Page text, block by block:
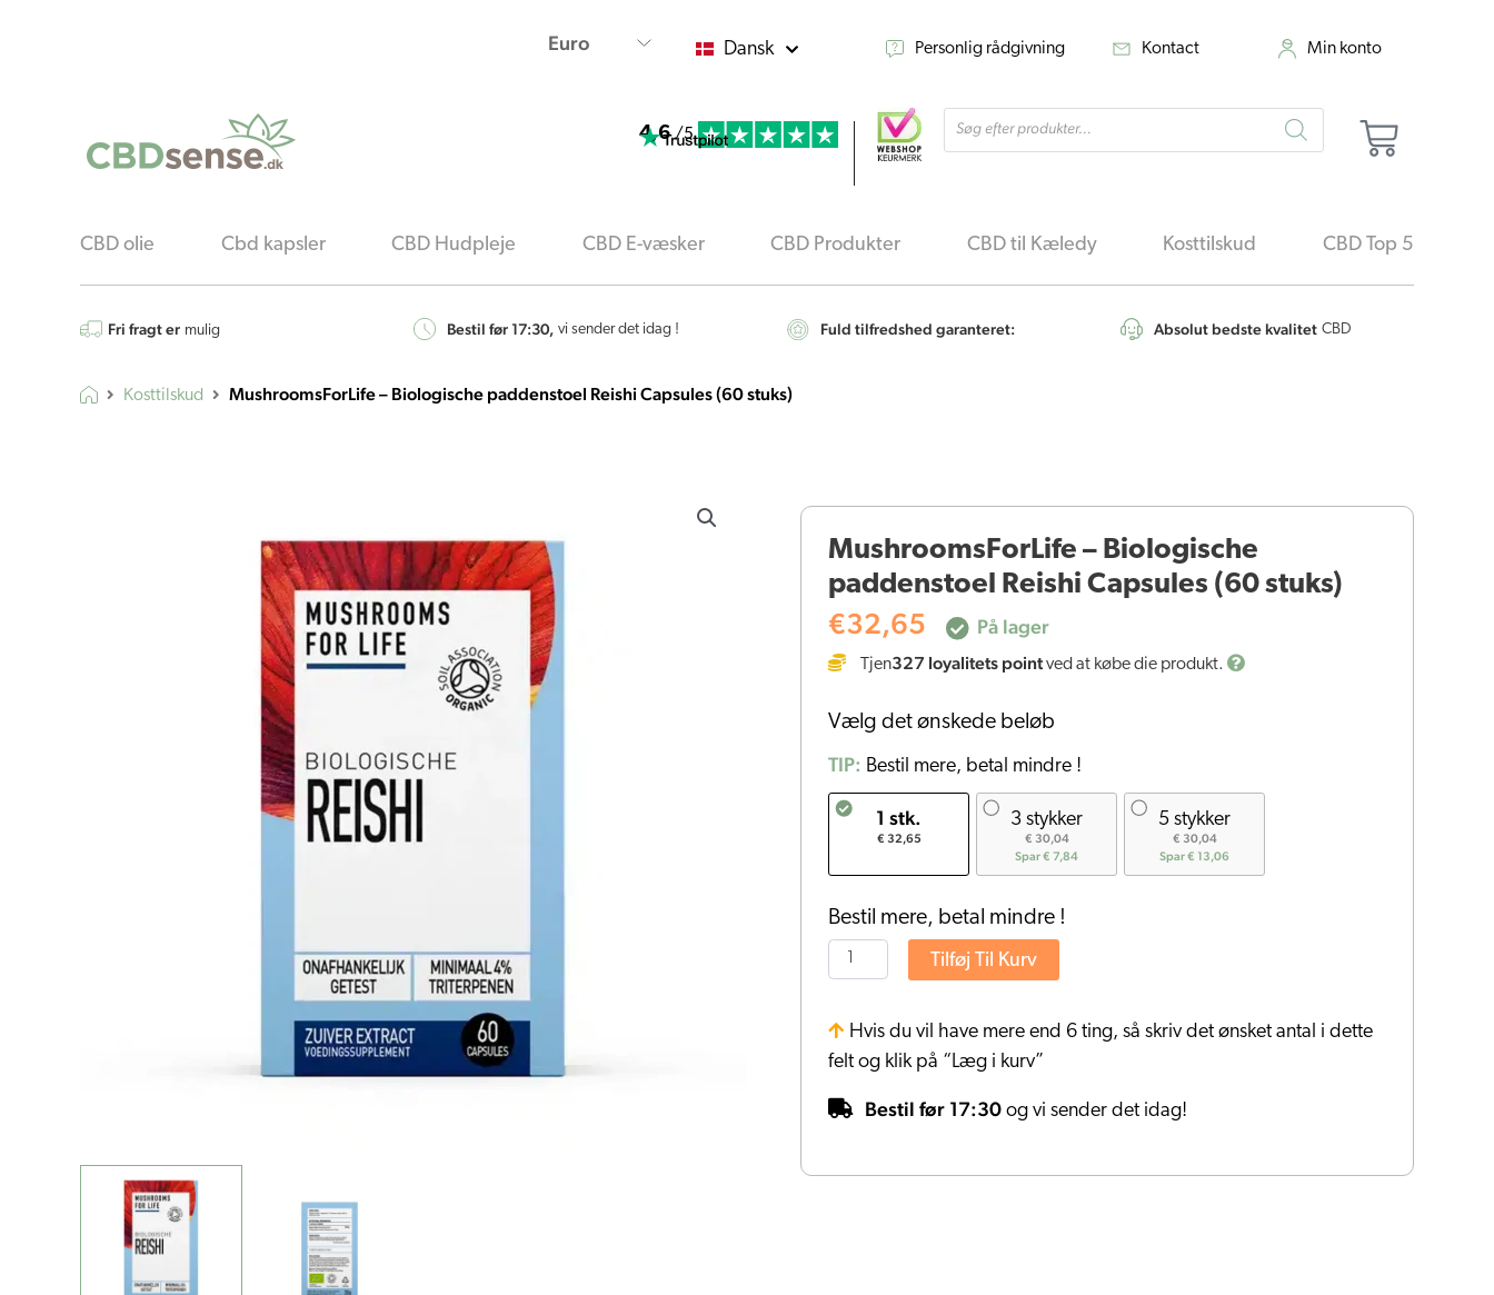
Dansk Personlig rådgivning Kontact Min konto
4,6 /5
Products
search
Kurv
CBD olie Cbd kapsler CBD Hudpleje CBD E-væsker CBD Produkter CBD til Kæledy Kosttilskud CBD Top 5
Fri fragt er mulig Bestil før 17:30, vi sender det idag ! Fuld tilfredshed garanteret: Absolut bedste kvalitet CBD
Kosttilskud MushroomsForLife – Biologische paddenstoel Reishi Capsules (60 stuks)
MushroomsForLife – Biologische
paddenstoel Reishi Capsules (60 stuks)
€32,65 På lager
Tjen327 loyalitets pointved at købe die produkt.
Vælg det ønskede beløb
TIP: Bestil mere, betal mindre !
1 stk.
€ 32,65
3 stykker
€ 30,04
Spar € 7,84
5 stykker
€ 30,04
Spar € 13,06
Bestil mere, betal mindre !
Biologische
paddenstoel
Reishi
Capsules
(60
antal
Tilføj Til Kurv
Hvis du vil have mere end 6 ting, så skriv det ønsket antal i dette
felt og klik på “Læg i kurv”
Bestil før 17:30 og vi sender det idag!